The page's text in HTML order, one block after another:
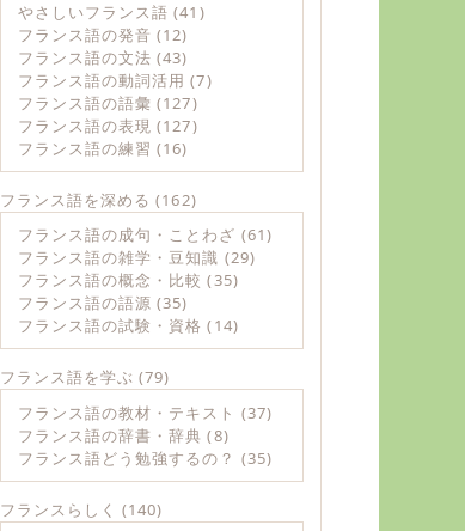
やさしいフランス語 (41)
フランス語の発音 (12)
フランス語の文法 (43)
フランス語の動詞活用 (7)
フランス語の語彙 (127)
フランス語の表現 (127)
フランス語の練習 (16)
フランス語を深める (162)
フランス語の成句・ことわざ (61)
フランス語の雑学・豆知識 (29)
フランス語の概念・比較 (35)
フランス語の語源 (35)
フランス語の試験・資格 (14)
フランス語を学ぶ (79)
フランス語の教材・テキスト (37)
フランス語の辞書・辞典 (8)
フランス語どう勉強するの？ (35)
フランスらしく (140)